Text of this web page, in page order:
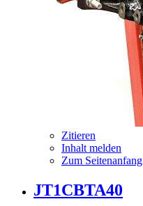
Zitieren
Inhalt melden
Zum Seitenanfang
JT1CBTA40